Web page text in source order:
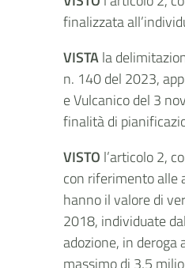
finalizzata
VISTAla
n. 140 del 2023,
e Vulcanico del 3
finalità di
VISTO l’articolo 2,
con riferimento alle
hanno il valore di
2018, individuate
adozione, in deroga
massimo di 3,5